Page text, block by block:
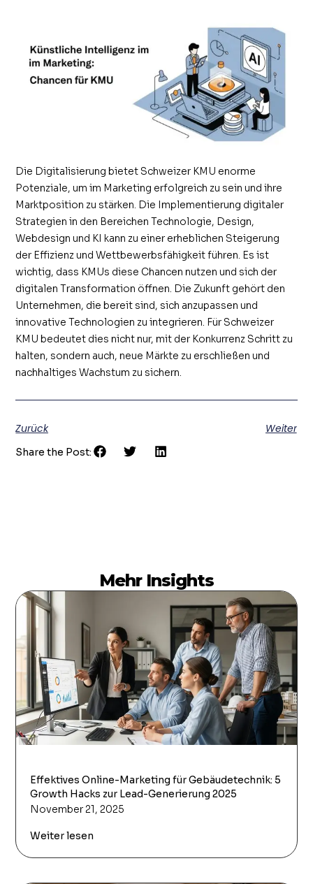
Die Digitalisierung bietet Schweizer KMU enorme
Potenziale, um im Marketing erfolgreich zu sein und ihre
Marktposition zu stärken. Die Implementierung digitaler
Strategien in den Bereichen Technologie, Design,
Webdesign und KI kann zu einer erheblichen Steigerung
der Effizienz und Wettbewerbsfähigkeit führen. Es ist
wichtig, dass KMUs diese Chancen nutzen und sich der
digitalen Transformation öffnen. Die Zukunft gehört den
Unternehmen, die bereit sind, sich anzupassen und
innovative Technologien zu integrieren. Für Schweizer
KMU bedeutet dies nicht nur, mit der Konkurrenz Schritt zu
halten, sondern auch, neue Märkte zu erschließen und
nachhaltiges Wachstum zu sichern.
Zurück Weiter
Share the Post:
Mehr Insights
Effektives Online-Marketing für Gebäudetechnik: 5
Growth Hacks zur Lead-Generierung 2025
November 21, 2025
Weiter lesen